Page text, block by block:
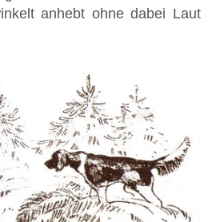
anhebt ohne dabei Laut